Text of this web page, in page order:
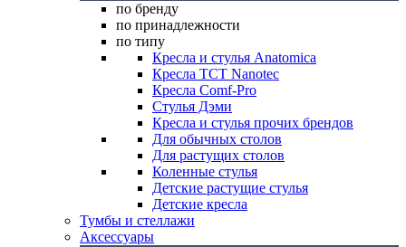
по бренду
по принадлежности
по типу
Кресла и стулья Anatomica
Кресла TCT Nanotec
Кресла Comf-Pro
Стулья Дэми
Кресла и стулья прочих брендов
Для обычных столов
Для растущих столов
Коленные стулья
Детские растущие стулья
Детские кресла
Тумбы и стеллажи
Аксессуары